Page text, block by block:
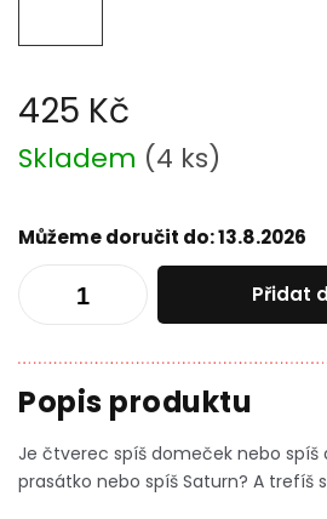
425 Kč
Měrná
cena:
Skladem (4 ks)
Můžeme doručit do:13.8.2026
Přidat
Je čtverec spíš domeček nebo spíš
prasátko nebo spíš Saturn? A trefíš